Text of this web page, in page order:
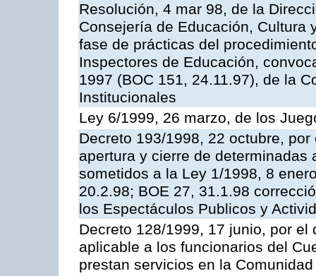
Resolución, 4 mar 98, de la
Consejería de Educación, Cultura
fase de prácticas del
Inspectores de Educación,
1997 (BOC 151, 24.11.97), de la
Institucionales
Ley 6/1999, 26 marzo, de los
Decreto 193/1998, 22 octubre,
apertura y cierre de
sometidos a la Ley 1/1998, 8
20.2.98; BOE 27, 31.1.98
los Espectáculos Publicos y
Decreto 128/1999, 17 junio, por
aplicable a los funcionarios del
prestan servicios en la